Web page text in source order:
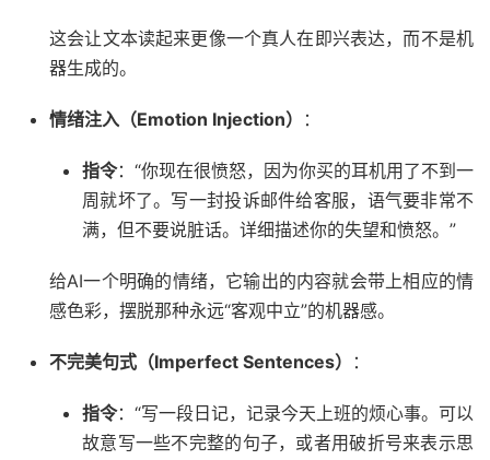
这会让文本读起来更像一个真人在即兴表达，而不是机
器生成的。
情绪注入（Emotion Injection） ：
指令：“你现在很愤怒，因为你买的耳机用了不到一
周就坏了。写一封投诉邮件给客服，语气要非常不
满，但不要说脏话。详细描述你的失望和愤怒。”
给AI一个明确的情绪，它输出的内容就会带上相应的情
感色彩，摆脱那种永远“客观中立”的机器感。
不完美句式（Imperfect Sentences） ：
指令：“写一段日记，记录今天上班的烦心事。可以
故意写一些不完整的句子，或者用破折号来表示思